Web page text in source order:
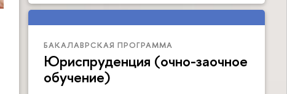
БАКАЛАВРСКАЯ ПРОГРАММА
Юриспруденция (очно-заочное
обучение)